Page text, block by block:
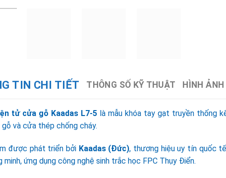
TIN CHI TIẾT THÔNG SỐ KỸ THUẬT HÌNH
tử cửa gỗ Kaadas L7-5 là mẫu khóa tay gạt truyền thống
và cửa thép chống cháy.
được phát triển bởi Kaadas (Đức), thương hiệu uy tín quốc
ứng dụng công nghệ sinh trắc học FPC Thụy Điển.